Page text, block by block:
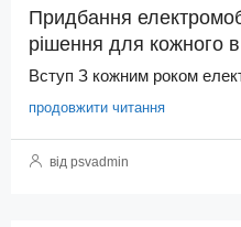
Придбання
рішення для кожного в
Вступ З кожним роком
продовжити читання
від psvadmin